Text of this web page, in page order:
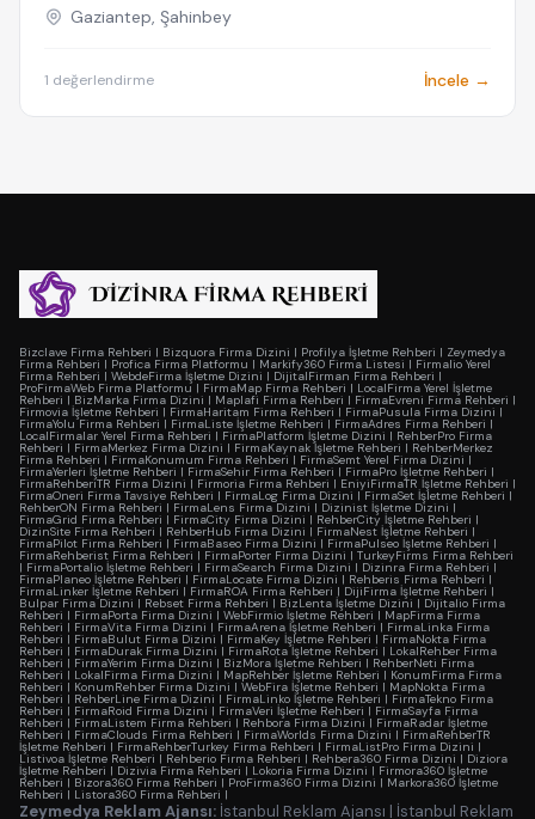
Gaziantep, Şahinbey
1 değerlendirme İncele →
Bizclave Firma Rehberi | Bizquora Firma Dizini | Profilya İşletme Rehberi | Zeymedya
Firma Rehberi | Profica Firma Platformu | Markify360 Firma Listesi | Firmalio Yerel
Firma Rehberi | WebdeFirma İşletme Dizini | DijitalFirman Firma Rehberi |
ProFirmaWeb Firma Platformu | FirmaMap Firma Rehberi | LocalFirma Yerel İşletme
Rehberi | BizMarka Firma Dizini | Maplafi Firma Rehberi | FirmaEvreni Firma Rehberi |
Firmovia İşletme Rehberi | FirmaHaritam Firma Rehberi | FirmaPusula Firma Dizini |
FirmaYolu Firma Rehberi | FirmaListe İşletme Rehberi | FirmaAdres Firma Rehberi |
LocalFirmalar Yerel Firma Rehberi | FirmaPlatform İşletme Dizini | RehberPro Firma
Rehberi | FirmaMerkez Firma Dizini | FirmaKaynak İşletme Rehberi | RehberMerkez
Firma Rehberi | FirmaKonumum Firma Rehberi | FirmaSemt Yerel Firma Dizini |
FirmaYerleri İşletme Rehberi | FirmaSehir Firma Rehberi | FirmaPro İşletme Rehberi |
FirmaRehberiTR Firma Dizini | Firmoria Firma Rehberi | EniyiFirmaTR İşletme Rehberi |
FirmaOneri Firma Tavsiye Rehberi | FirmaLog Firma Dizini |FirmaSet İşletme Rehberi |
RehberON Firma Rehberi | FirmaLens Firma Dizini | Dizinist İşletme Dizini |
FirmaGrid Firma Rehberi | FirmaCity Firma Dizini | RehberCity İşletme Rehberi |
DizinSite Firma Rehberi | RehberHub Firma Dizini | FirmaNest İşletme Rehberi |
FirmaPilot Firma Rehberi | FirmaBaseo Firma Dizini | FirmaPulseo İşletme Rehberi |
FirmaRehberist Firma Rehberi | FirmaPorter Firma Dizini | TurkeyFirms Firma Rehberi
| FirmaPortalio İşletme Rehberi | FirmaSearch Firma Dizini | Dizinra Firma Rehberi |
FirmaPlaneo İşletme Rehberi | FirmaLocate Firma Dizini | Rehberis Firma Rehberi |
FirmaLinker İşletme Rehberi | FirmaROA Firma Rehberi | DijiFirma İşletme Rehberi |
Bulpar Firma Dizini | Rebset Firma Rehberi | BizLenta İşletme Dizini | Dijitalio Firma
Rehberi | FirmaPorta Firma Dizini | WebFirmio İşletme Rehberi | MapFirma Firma
Rehberi | FirmaVita Firma Dizini | FirmaArena İşletme Rehberi | FirmaLinka Firma
Rehberi | FirmaBulut Firma Dizini | FirmaKey İşletme Rehberi | FirmaNokta Firma
Rehberi | FirmaDurak Firma Dizini | FirmaRota İşletme Rehberi | LokalRehber Firma
Rehberi | FirmaYerim Firma Dizini | BizMora İşletme Rehberi | RehberNeti Firma
Rehberi | LokalFirma Firma Dizini | MapRehber İşletme Rehberi | KonumFirma Firma
Rehberi | KonumRehber Firma Dizini | WebFira İşletme Rehberi | MapNokta Firma
Rehberi | RehberLine Firma Dizini | FirmaLinko İşletme Rehberi | FirmaTekno Firma
Rehberi | FirmaRoid Firma Dizini | FirmaVeri İşletme Rehberi | FirmaSayfa Firma
Rehberi | FirmaListem Firma Rehberi | Rehbora Firma Dizini | FirmaRadar İşletme
Rehberi | FirmaClouds Firma Rehberi | FirmaWorlds Firma Dizini | FirmaRehberTR
İşletme Rehberi | FirmaRehberTurkey Firma Rehberi | FirmaListPro Firma Dizini |
Listivoa İşletme Rehberi | Rehberio Firma Rehberi | Rehbera360 Firma Dizini | Diziora
İşletme Rehberi | Dizivia Firma Rehberi | Lokoria Firma Dizini | Firmora360 İşletme
Rehberi | Bizora360 Firma Rehberi | ProFirma360 Firma Dizini | Markora360 İşletme
Rehberi | Listora360 Firma Rehberi |
Zeymedya Reklam Ajansı: İstanbul Reklam Ajansı | İstanbul Reklam